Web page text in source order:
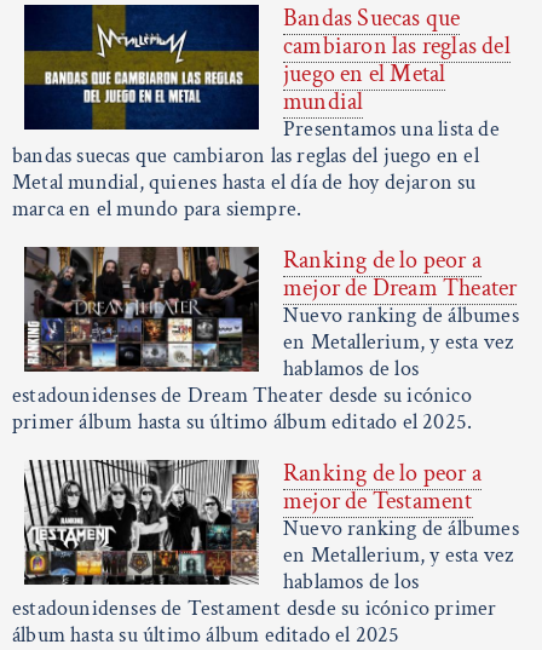
Bandas Suecas que
cambiaron las reglas del
juego en el Metal
mundial
Presentamos una lista de
bandas suecas que cambiaron las reglas del juego en el
Metal mundial, quienes hasta el día de hoy dejaron su
marca en el mundo para siempre.
Ranking de lo peor a
mejor de Dream Theater
Nuevo ranking de álbumes
en Metallerium, y esta vez
hablamos de los
estadounidenses de Dream Theater desde su icónico
primer álbum hasta su último álbum editado el 2025.
Ranking de lo peor a
mejor de Testament
Nuevo ranking de álbumes
en Metallerium, y esta vez
hablamos de los
estadounidenses de Testament desde su icónico primer
álbum hasta su último álbum editado el 2025